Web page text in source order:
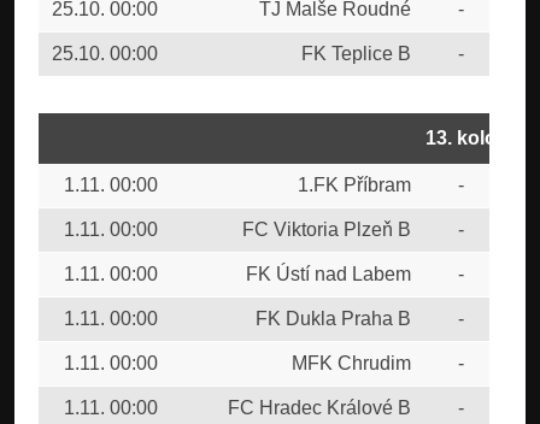
25.10. 00:00 TJ Malše Roudné -
25.10. 00:00 FK Teplice B -
13. kolo
1.11. 00:00 1.FK Příbram -
1.11. 00:00 FC Viktoria Plzeň B -
1.11. 00:00 FK Ústí nad Labem -
1.11. 00:00 FK Dukla Praha B -
1.11. 00:00 MFK Chrudim -
1.11. 00:00 FC Hradec Králové B -